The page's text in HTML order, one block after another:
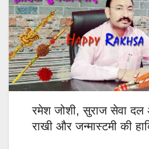
रमेश जोशी, सुराज सेवा
राखी और जन्मास्टमी की